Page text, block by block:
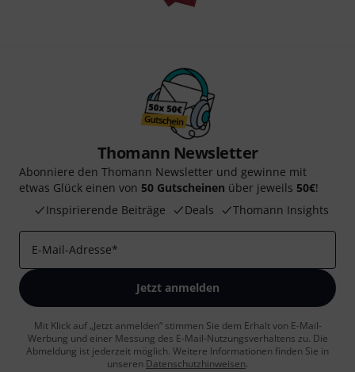
Thomann Newsletter
Abonniere den Thomann Newsletter und gewinne mit
etwas Glück einen von 50 Gutscheinen über jeweils 50€!
Inspirierende Beiträge
Deals Thomann Insights
E-Mail-Adresse*
Jetzt anmelden
Mit Klick auf „Jetzt anmelden“ stimmen Sie dem Erhalt von E-Mail-
Werbung und einer Messung des E-Mail-Nutzungsverhaltens zu. Die
Abmeldung ist jederzeit möglich. Weitere Informationen finden Sie in
unseren Datenschutzhinweisen.